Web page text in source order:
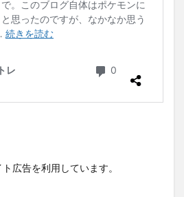
広告を利用しています。